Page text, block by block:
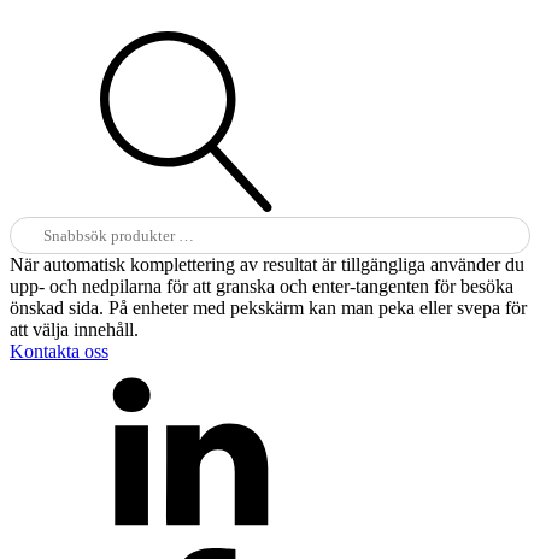
Sök
efter:
När automatisk komplettering av resultat är tillgängliga använder du
upp- och nedpilarna för att granska och enter-tangenten för besöka
önskad sida. På enheter med pekskärm kan man peka eller svepa för
att välja innehåll.
Kontakta oss